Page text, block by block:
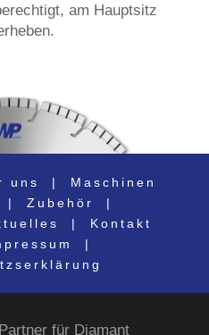
am Hauptsitz
uns | Maschinen
|Zubehör
|
| Kontakt
|
für Diamant